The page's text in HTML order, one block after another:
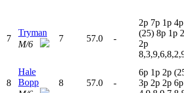
7
Tryman
M/6
7 57.0 -
2p 7p 1p 4p
(25) 8p 1p 2
2p
8
Hale
Bopp
8 57.0 -
6p 1p 2p
3p 2p 2p 6p